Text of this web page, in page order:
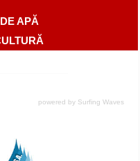
APĂ
powered by Surfing Waves